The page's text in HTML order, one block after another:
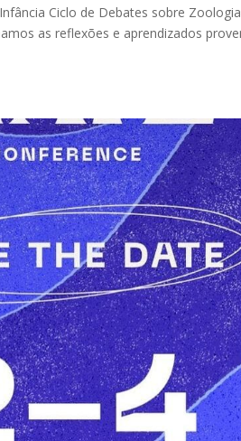
Ciclo de Debates sobre
as reflexões e aprendizados